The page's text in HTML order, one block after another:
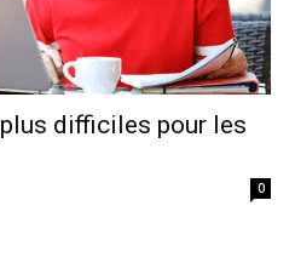
difficiles pour les
0